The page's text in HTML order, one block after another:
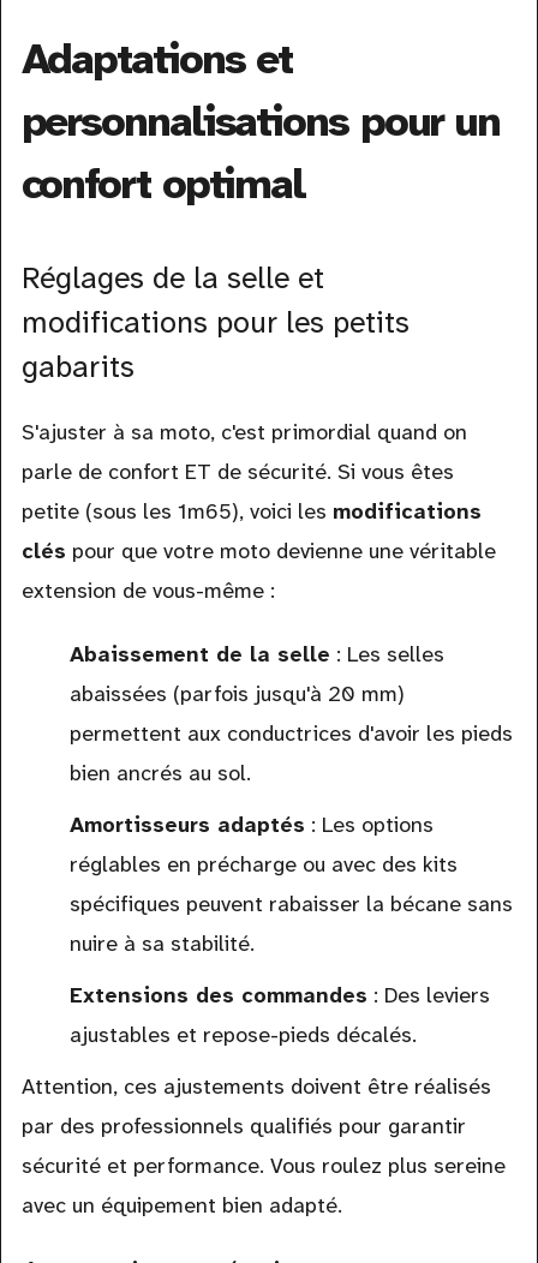
Adaptations et
personnalisations pour un
confort optimal
Réglages de la selle et
modifications pour les petits
gabarits
S'ajuster à sa moto, c'est primordial quand on
parle de confort ET de sécurité. Si vous êtes
petite (sous les 1m65), voici les modifications
clés pour que votre moto devienne une véritable
extension de vous-même :
Abaissement de la selle : Les selles
abaissées (parfois jusqu'à 20 mm)
permettent aux conductrices d'avoir les pieds
bien ancrés au sol.
Amortisseurs adaptés : Les options
réglables en précharge ou avec des kits
spécifiques peuvent rabaisser la bécane sans
nuire à sa stabilité.
Extensions des commandes : Des leviers
ajustables et repose-pieds décalés.
Attention, ces ajustements doivent être réalisés
par des professionnels qualifiés pour garantir
sécurité et performance. Vous roulez plus sereine
avec un équipement bien adapté.